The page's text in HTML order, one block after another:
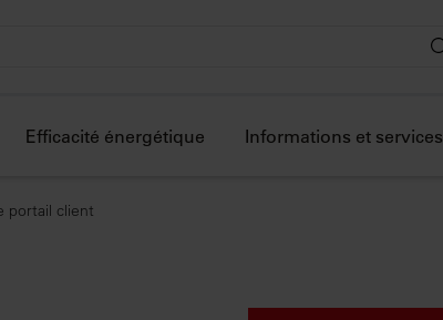
Efficacité énergétique Informations et services
portail client